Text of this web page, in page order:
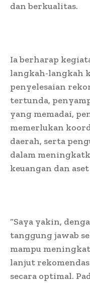
dan berkualitas.
Ia berharap
langkah-langkah
penyelesaian
tertunda,
yang memadai,
memerlukan
daerah, serta
dalam
keuangan dan
“Saya yakin,
tanggung jawab
mampu
lanjut
secara optimal.